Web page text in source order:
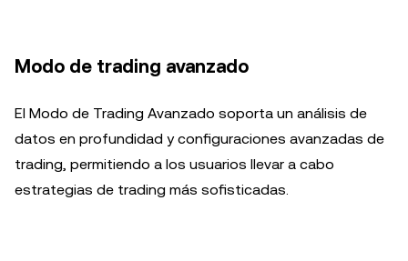
Modo de trading avanzado
El Modo de Trading Avanzado soporta un análisis de
datos en profundidad y configuraciones avanzadas de
trading, permitiendo a los usuarios llevar a cabo
estrategias de trading más sofisticadas.